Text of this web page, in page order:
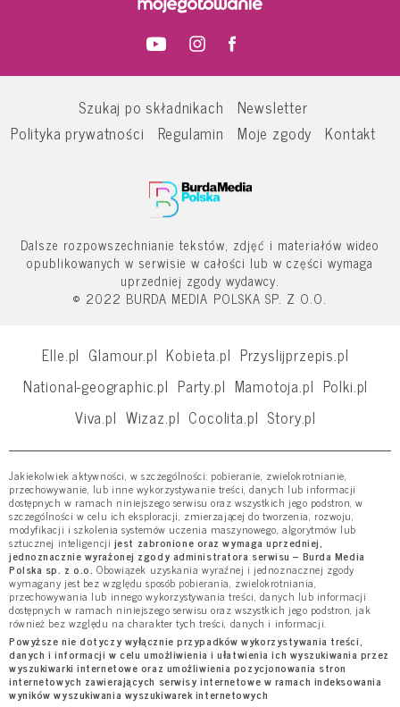
Szukaj po składnikach
Newsletter
Polityka prywatności
Regulamin Moje zgody Kontakt
Dalsze rozpowszechnianie tekstów, zdjęć i materiałów wideo
opublikowanych w serwisie w całości lub w części wymaga
uprzedniej zgody wydawcy.
© 2022 BURDA MEDIA POLSKA SP. Z O.O.
Elle.pl Glamour.pl Kobieta.pl Przyslijprzepis.pl
National-geographic.pl Party.pl Mamotoja.pl Polki.pl
Viva.pl Wizaz.pl Cocolita.pl Story.pl
Jakiekolwiek aktywności, w szczególności: pobieranie, zwielokrotnianie,
przechowywanie, lub inne wykorzystywanie treści, danych lub informacji
dostępnych w ramach niniejszego serwisu oraz wszystkich jego podstron, w
szczególności w celu ich eksploracji, zmierzającej do tworzenia, rozwoju,
modyfikacji i szkolenia systemów uczenia maszynowego, algorytmów lub
sztucznej inteligencji jest zabronione oraz wymaga uprzedniej,
jednoznacznie wyrażonej zgody administratora serwisu – Burda Media
Polska sp. z o.o. Obowiązek uzyskania wyraźnej i jednoznacznej zgody
wymagany jest bez względu sposób pobierania, zwielokrotniania,
przechowywania lub innego wykorzystywania treści, danych lub informacji
dostępnych w ramach niniejszego serwisu oraz wszystkich jego podstron, jak
również bez względu na charakter tych treści, danych i informacji.
Powyższe nie dotyczy wyłącznie przypadków wykorzystywania treści,
danych i informacji w celu umożliwienia i ułatwienia ich wyszukiwania przez
wyszukiwarki internetowe oraz umożliwienia pozycjonowania stron
internetowych zawierających serwisy internetowe w ramach indeksowania
wyników wyszukiwania wyszukiwarek internetowych